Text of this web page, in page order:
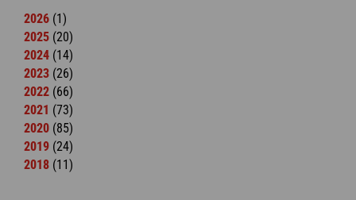
2026 (1)
2025 (20)
2024 (14)
2023 (26)
2022 (66)
2021 (73)
2020 (85)
2019 (24)
2018 (11)